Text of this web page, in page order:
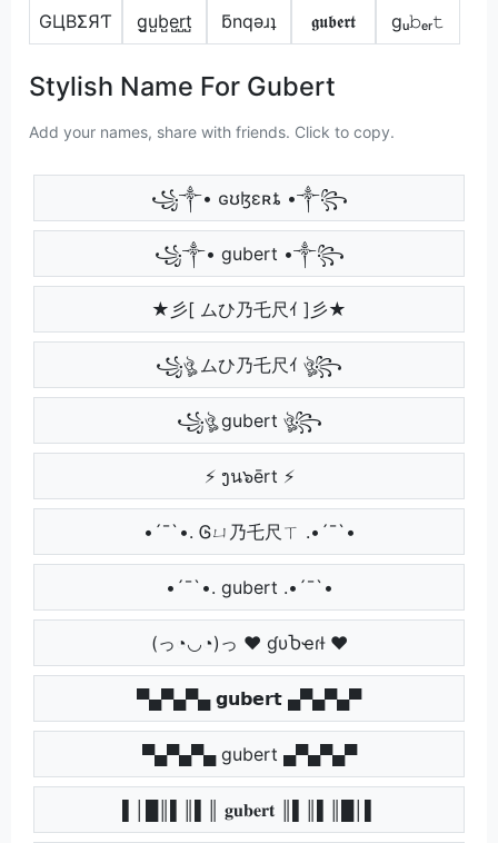
GЦBΣЯƬ g̺u̺b̺e̺r̺t̺ ƃnqǝɹʇ 𝖌𝖚𝖇𝖊𝖗𝖙 gᵤ𝚋ₑᵣ𝚝
Stylish Name For Gubert
Add your names, share with friends. Click to copy.
꧁༒• ɢʊɮɛʀȶ •༒꧂
꧁༒• gubert •༒꧂
★彡[ ムひ乃乇尺ｲ ]彡★
꧁ঔৣ ムひ乃乇尺ｲ ঔৣ꧂
꧁ঔৣ gubert ঔৣ꧂
⚡ ງน๖ērt ⚡
•´¯`•. Ꮆㄩ乃乇尺ㄒ .•´¯`•
•´¯`•. gubert .•´¯`•
(っ◔◡◔)っ ♥ ɠυႦҽɾƚ ♥
▀▄▀▄▀▄ 𝗴𝘂𝗯𝗲𝗿𝘁 ▄▀▄▀▄▀
▀▄▀▄▀▄ gubert ▄▀▄▀▄▀
▌│█║▌║▌║ 𝐠𝐮𝐛𝐞𝐫𝐭 ║▌║▌║█│▌